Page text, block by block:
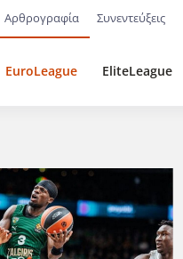
Αρθρογραφία Συνεντεύξεις
EuroLeague EliteLeague